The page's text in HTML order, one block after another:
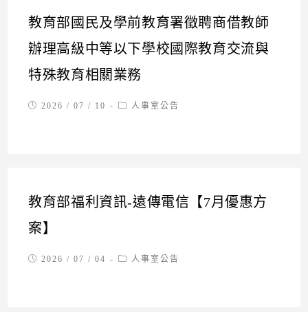
教育部國民及學前教育署徵聘商借教師
辦理高級中等以下學校國際教育交流與
特殊教育相關業務
Post2026 / 07 / 10
Post人事室公告
教育部福利資訊-遠傳電信【7月優惠方
案】
Post2026 / 07 / 04
Post人事室公告